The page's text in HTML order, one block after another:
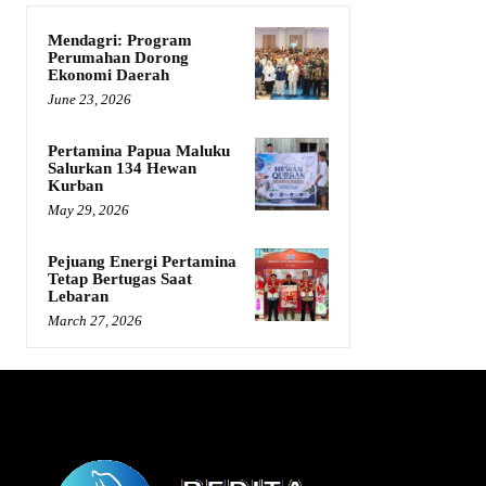
Mendagri: Program
Perumahan Dorong
Ekonomi Daerah
June 23, 2026
Pertamina Papua Maluku
Salurkan 134 Hewan
Kurban
May 29, 2026
Pejuang Energi Pertamina
Tetap Bertugas Saat
Lebaran
March 27, 2026